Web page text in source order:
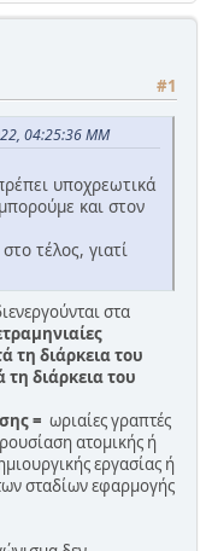
#1
04:25:36 ΜΜ
υποχρεωτικά
και στον
τέλος, γιατί
στα
τη διάρκεια του
διάρκεια του
= ωριαίες γραπτές
ατομικής ή
εργασίας ή
σταδίων εφαρμογής